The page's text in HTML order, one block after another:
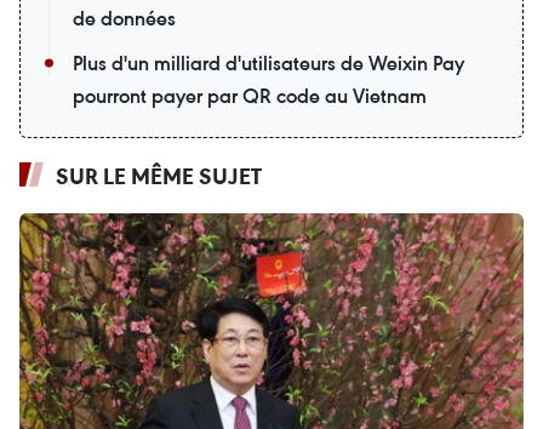
de données
Plus d'un milliard d'utilisateurs de Weixin Pay
pourront payer par QR code au Vietnam
SUR LE MÊME SUJET